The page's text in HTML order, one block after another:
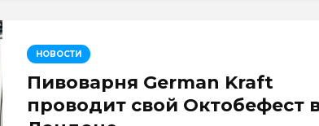
НОВОСТИ
Пивоварня German Kraft
проводит свой Октобефест